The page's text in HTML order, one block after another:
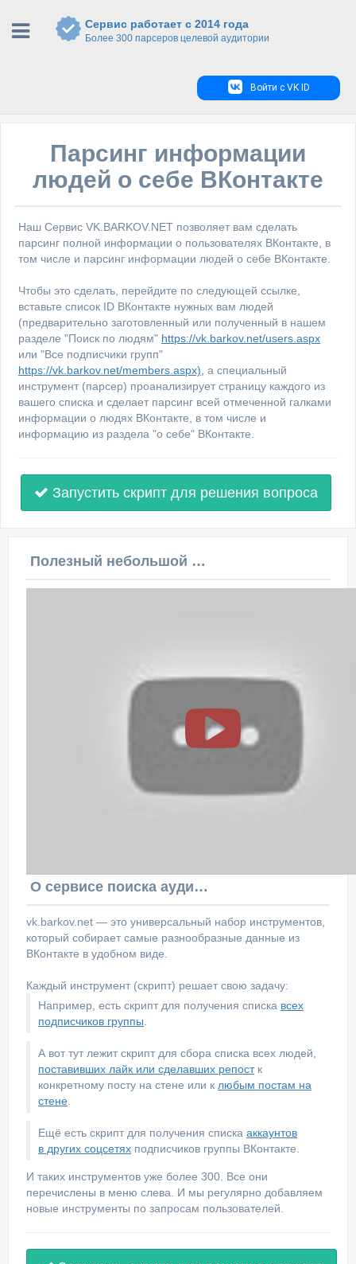
Сервис работает с 2014 года
Более 300 парсеров целевой аудитории
Войти с VK ID
Парсинг информации
людей о себе ВКонтакте
Наш Сервис VK.BARKOV.NET позволяет вам сделать
парсинг полной информации о пользователях ВКонтакте, в
том числе и парсинг информации людей о себе ВКонтакте.
Чтобы это сделать, перейдите по следующей ссылке,
вставьте список ID ВКонтакте нужных вам людей
(предварительно заготовленный или полученный в нашем
разделе "Поиск по людям" https://vk.barkov.net/users.aspx
или "Все подписчики групп"
https://vk.barkov.net/members.aspx), а специальный
инструмент (парсер) проанализирует страницу каждого из
вашего списка и сделает парсинг всей отмеченной галками
информации о людях ВКонтакте, в том числе и
информацию из раздела "о себе" ВКонтакте.
Запустить скрипт для решения вопроса
Полезный небольшой видеоурок по этой теме
О сервисе поиска аудитории ВКонтакте
vk.barkov.net — это универсальный набор инструментов,
который собирает самые разнообразные данные из
ВКонтакте в удобном виде.
Каждый инструмент (скрипт) решает свою задачу:
Например, есть скрипт для получения списка всех
подписчиков группы
А вот тут лежит скрипт для сбора списка всех людей,
поставивших лайк или сделавших репостк
конкретному посту на стене или к любым постам на
стене
Ещё есть скрипт для получения списка аккаунтов
в других соцсетях подписчиков группы ВКонтакте.
И таких инструментов уже более 300. Все они
перечислены в меню слева. И мы регулярно добавляем
новые инструменты по запросам пользователей.